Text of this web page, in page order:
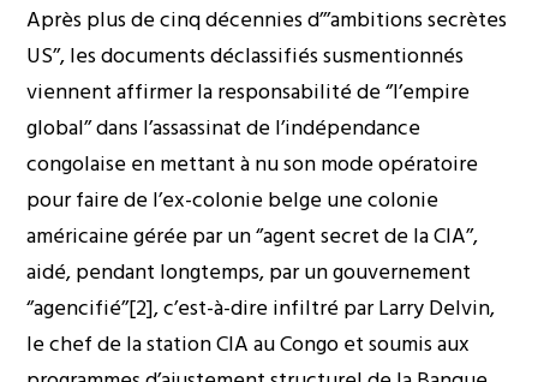
Après plus de cinq décennies d’’’ambitions secrètes
US’’, les documents déclassifiés susmentionnés
viennent affirmer la responsabilité de ‘’l’empire
global’’ dans l’assassinat de l’indépendance
congolaise en mettant à nu son mode opératoire
pour faire de l’ex-colonie belge une colonie
américaine gérée par un ‘’agent secret de la CIA’’,
aidé, pendant longtemps, par un gouvernement
‘’agencifié’’[2], c’est-à-dire infiltré par Larry Delvin,
le chef de la station CIA au Congo et soumis aux